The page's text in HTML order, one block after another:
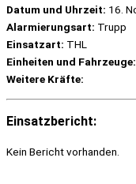
Datum und Uhrzeit: 16.
Alarmierungsart: Trupp
Einsatzart: THL
Einheiten und Fahrzeuge:
Weitere Kräfte:
Einsatzbericht:
Kein Bericht vorhanden.